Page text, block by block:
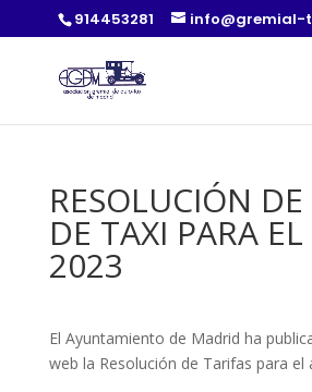
914453281 info@gremial-
RESOLUCIÓN
DE TAXI PARA
2023
El Ayuntamiento de Madrid ha
web la Resolución de Tarifas para el